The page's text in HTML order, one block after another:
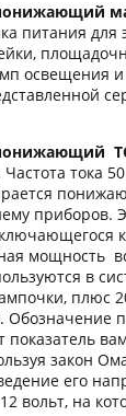
питания
освещения
Частота тока
приборов.
мощность
в
плюс
Обозначение
показатель
закон
его
вольт, на